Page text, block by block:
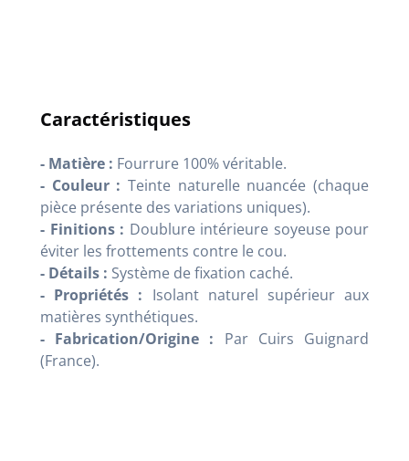
Caractéristiques
- Matière : Fourrure 100% véritable.
- Couleur : Teinte naturelle nuancée (chaque
pièce présente des variations uniques).
- Finitions : Doublure intérieure soyeuse pour
éviter les frottements contre le cou.
- Détails : Système de fixation caché.
- Propriétés : Isolant naturel supérieur aux
matières synthétiques.
- Fabrication/Origine : Par Cuirs Guignard
(France).